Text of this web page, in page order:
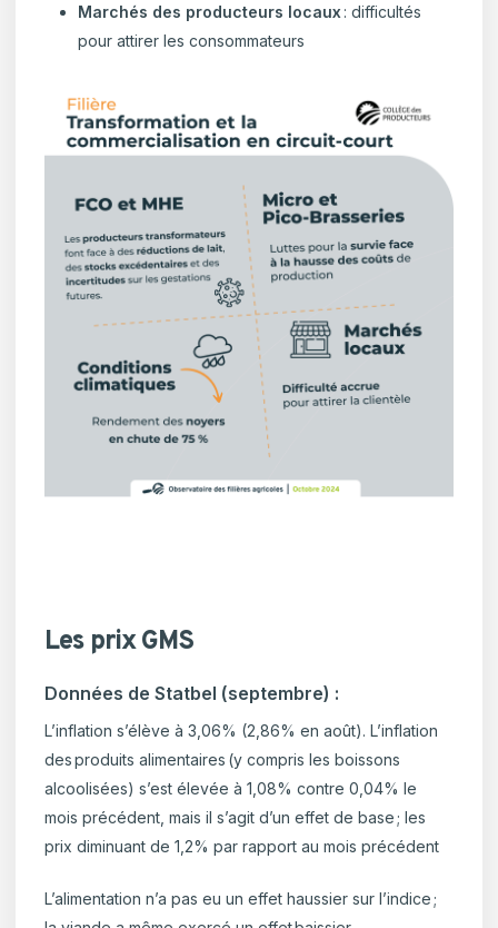
Marchés des producteurs locaux : difficultés
pour attirer les consommateurs
Les prix GMS
Données de Statbel (septembre) :
L’inflation s’élève à 3,06% (2,86% en août). L’inflation
des produits alimentaires (y compris les boissons
alcoolisées) s’est élevée à 1,08% contre 0,04% le
mois précédent, mais il s’agit d’un effet de base ; les
prix diminuant de 1,2% par rapport au mois précédent
L’alimentation n’a pas eu un effet haussier sur l’indice ;